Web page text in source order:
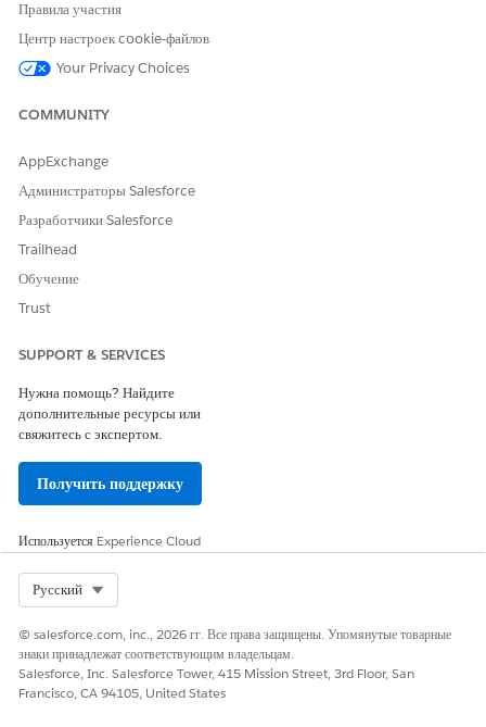
Нажмите «Добавить новое лекарство».
Выберите тип запроса.
Выберите лекарство или код лекарства.
Таким же образом, вы можете выполнить данные действия для
в карту пациента.
Правила участия
Центр настроек cookie-файлов
Your Privacy Choices
COMMUNITY
AppExchange
Администраторы Salesforce
Разработчики Salesforce
Trailhead
Обучение
Trust
SUPPORT & SERVICES
Нужна помощь? Найдите
дополнительные ресурсы или
свяжитесь с экспертом.
Получить поддержку
Используется Experience Cloud
Русский
© salesforce.com, inc., 2026 гг. Все права защищены. Упомянутые товарные
знаки принадлежат соответствующим владельцам.
Salesforce, Inc. Salesforce Tower, 415 Mission Street, 3rd Floor, San
Francisco, CA 94105, United States